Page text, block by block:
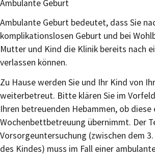
Ambulante Geburt
Ambulante Geburt bedeutet, dass Sie
komplikationslosen Geburt und bei
Mutter und Kind die Klinik bereits nach
verlassen können.
Zu Hause werden Sie und Ihr Kind von
weiterbetreut. Bitte klären Sie im
Ihren betreuenden Hebammen, ob
Wochenbettbetreuung übernimmt. Der
Vorsorgeuntersuchung (zwischen dem
des Kindes) muss im Fall einer